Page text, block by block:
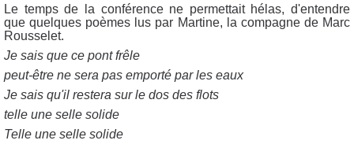
Le temps de la conférence ne permettait hélas, d'entendre
que quelques poèmes lus par Martine, la compagne de Marc
Rousselet.
Je sais que ce pont frêle
peut-être ne sera pas emporté par les eaux
Je sais qu'il restera sur le dos des flots
telle une selle solide
Telle une selle solide